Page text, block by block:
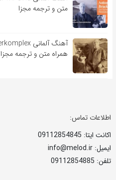
متن و ترجمه مجزا
همراه متن و ترجمه مجزا
اطلاعات تماس:
اکانت ایتا: 09112854845
ایمیل: info@melod.ir
تلفن: 09112854885